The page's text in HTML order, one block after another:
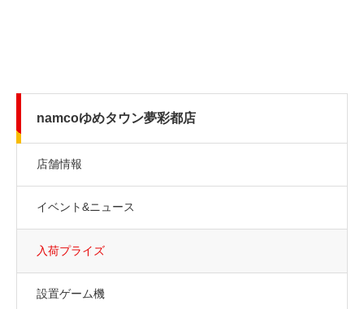
namcoゆめタウン夢彩都店
店舗情報
イベント&ニュース
入荷プライズ
設置ゲーム機